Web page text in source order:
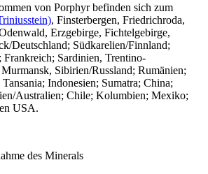
von Porphyr befinden sich zum
, Finsterbergen, Friedrichroda,
Erzgebirge, Fichtelgebirge,
Deutschland; Südkarelien/Finnland;
Sardinien, Trentino-
Sibirien/Russland; Rumänien;
Indonesien; Sumatra; China;
Australien; Chile; Kolumbien; Mexiko;
USA.